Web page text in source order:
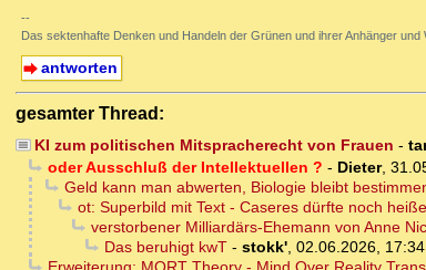
--
Das sektenhafte Denken und Handeln der Grünen und ihrer Anhänger
antworten
gesamter Thread:
KI zum politischen Mitspracherecht von Frauen -
oder Ausschluß der Intellektuellen ? - Dieter,
Geld kann man abwerten, Biologie bleibt
ot: Superbild mit Text - Caseres dürfte noch
verstorbener Milliardärs-Ehemann von Anne
Das beruhigt kwT- stokk', 02.06.2026, 17:34